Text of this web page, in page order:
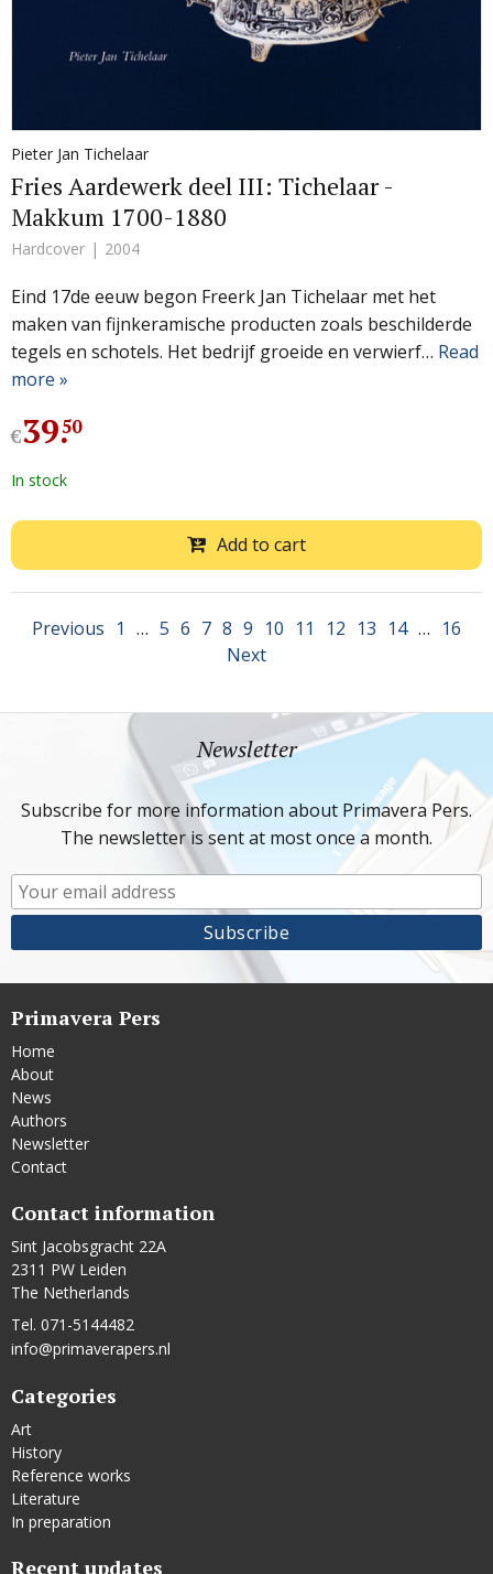
Pieter Jan Tichelaar
Fries Aardewerk deel III: Tichelaar -
Makkum 1700-1880
Hardcover 2004
Eind 17de eeuw begon Freerk Jan Tichelaar met het
maken van fijnkeramische producten zoals beschilderde
tegels en schotels. Het bedrijf groeide en verwierf… Read
more »
€39.
50
In stock
Add to cart
Previous 1 … 5 6 7 8 9 10 11 12 13 14 … 16
Next
Newsletter
Subscribe for more information about Primavera Pers.
The newsletter is sent at most once a month.
Primavera Pers
Home
About
News
Authors
Newsletter
Contact
Contact information
Sint Jacobsgracht 22A
2311 PW Leiden
The Netherlands
Tel. 071-5144482
info@primaverapers.nl
Categories
Art
History
Reference works
Literature
In preparation
Recent updates